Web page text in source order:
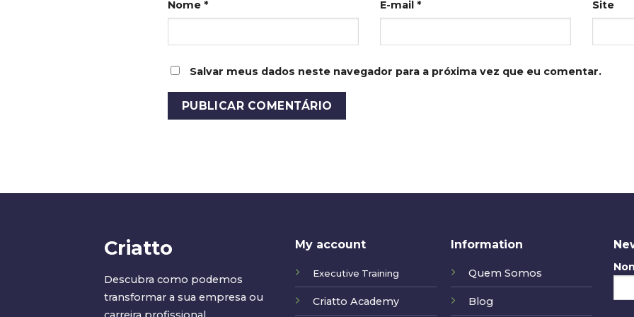
Nome * E-mail * Site
Salvar meus dados neste navegador para a próxima vez que eu comentar.
Criatto
Descubra como podemos
transformar a sua empresa ou
My account
Executive Training
Criatto Academy
Information
Quem Somos
Blog